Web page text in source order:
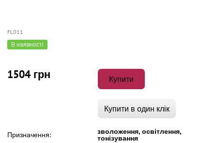
FL011
В наявності
1504 грн Купити
Купити в один клік
Призначення: зволоження, освітлення,
тонізування